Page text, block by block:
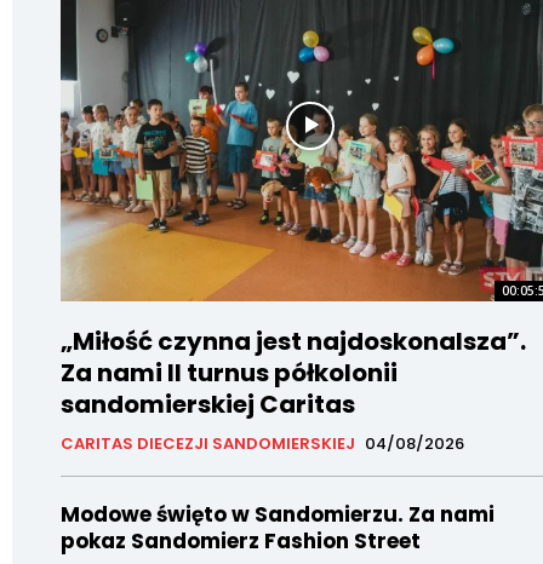
„Miłość czynna jest najdoskonalsza”.
Za nami II turnus półkolonii
sandomierskiej Caritas
CARITAS DIECEZJI SANDOMIERSKIEJ 04/08/2026
Modowe święto w Sandomierzu. Za nami
pokaz Sandomierz Fashion Street